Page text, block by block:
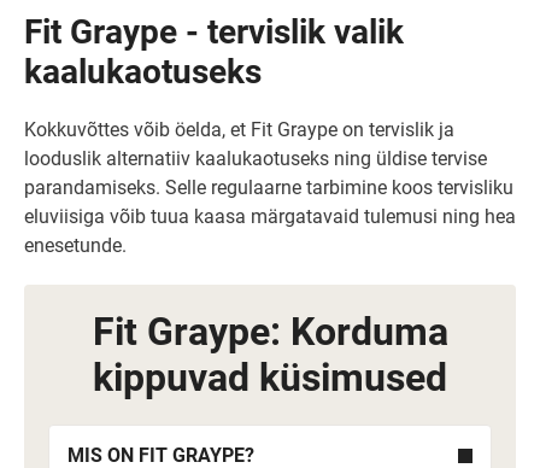
Fit Graype - tervislik valik
kaalukaotuseks
Kokkuvõttes võib öelda, et Fit Graype on tervislik ja
looduslik alternatiiv kaalukaotuseks ning üldise tervise
parandamiseks. Selle regulaarne tarbimine koos tervisliku
eluviisiga võib tuua kaasa märgatavaid tulemusi ning hea
enesetunde.
Fit Graype: Korduma
kippuvad küsimused
MIS ON FIT GRAYPE?